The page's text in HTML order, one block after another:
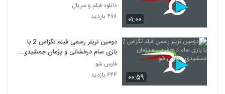
۰۱:۰۰
دانلود فیلم و سریال
۴۷۸ بازدید
۰۰:۵۹
دومین تریلر رسمی فیلم تگزاس 2 با
بازی سام درخشانی و پژمان جمشیدی
- فارس شو
فارس شو
۶۴۴ بازدید